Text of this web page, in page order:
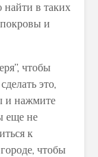
в таких
и
чтобы
это,
и нажмите
еще не
к
чтобы